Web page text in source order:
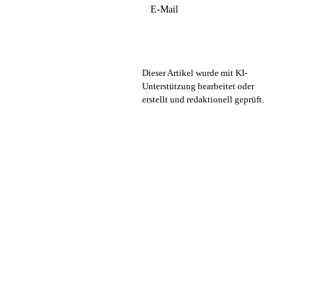
E-Mail
Dieser Artikel wurde mit KI-
Unterstützung bearbeitet oder
erstellt und redaktionell geprüft.